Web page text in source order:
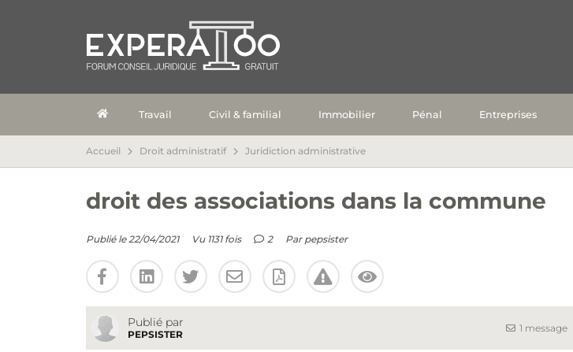
Travail Civil & familial Immobilier Pénal Entreprises
Accueil Droit administratif Juridiction administrative
droit des associations dans la commune
Publié le 22/04/2021 Vu 1131 fois 2 Par pepsister
Publié par
PEPSISTER
1 message